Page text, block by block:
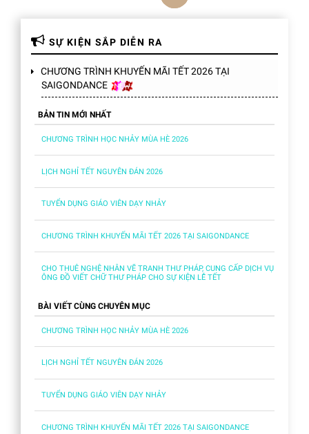
SỰ KIỆN SẮP DIỄN RA
CHƯƠNG TRÌNH KHUYẾN MÃI TẾT 2026 TẠI
SAIGONDANCE
BẢN TIN MỚI NHẤT
CHƯƠNG TRÌNH HỌC NHẢY MÙA HÈ 2026
LỊCH NGHỈ TẾT NGUYÊN ĐÁN 2026
TUYỂN DỤNG GIÁO VIÊN DẠY NHẢY
CHƯƠNG TRÌNH KHUYẾN MÃI TẾT 2026 TẠI SAIGONDANCE
CHO THUÊ NGHỆ NHÂN VẼ TRANH THƯ PHÁP, CUNG CẤP DỊCH VỤ
ÔNG ĐỒ VIẾT CHỮ THƯ PHÁP CHO SỰ KIỆN LỄ TẾT
BÀI VIẾT CÙNG CHUYÊN MỤC
CHƯƠNG TRÌNH HỌC NHẢY MÙA HÈ 2026
LỊCH NGHỈ TẾT NGUYÊN ĐÁN 2026
TUYỂN DỤNG GIÁO VIÊN DẠY NHẢY
CHƯƠNG TRÌNH KHUYẾN MÃI TẾT 2026 TẠI SAIGONDANCE